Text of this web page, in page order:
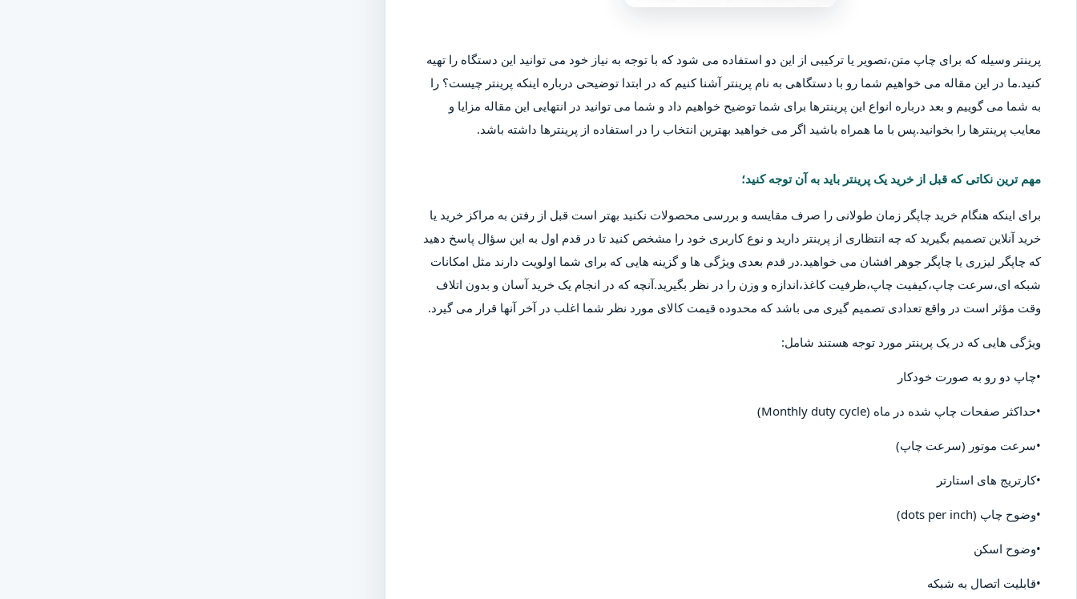
پرینتر وسیله که برای چاپ متن،تصویر یا ترکیبی از این دو استفاده می شود که با توجه به نیاز خود می توانید این دستگاه را تهیه
کنید.ما در این مقاله می خواهیم شما رو با دستگاهی به نام پرینتر آشنا کنیم که در ابتدا توضیحی درباره اینکه پرینتر چیست؟ را
به شما می گوییم و بعد درباره انواع این پرینترها برای شما توضیح خواهیم داد و شما می توانید در انتهایی این مقاله مزایا و
معایب پرینترها را بخوانید.پس با ما همراه باشید اگر می خواهید بهترین انتخاب را در استفاده از پرینترها داشته باشد.
مهم ترین نکاتی که قبل از خرید یک پرینتر باید به آن توجه کنید؛
برای اینکه هنگام خرید چاپگر زمان طولانی را صرف مقایسه و بررسی محصولات نکنید بهتر است قبل از رفتن به مراکز خرید یا
خرید آنلاین تصمیم بگیرید که چه انتظاری از پرینتر دارید و نوع کاربری خود را مشخص کنید تا در قدم اول به این سؤال پاسخ دهید
که چاپگر لیزری یا چاپگر جوهر افشان می خواهید.در قدم بعدی ویژگی ها و گزینه هایی که برای شما اولویت دارند مثل امکانات
شبکه ای،سرعت چاپ،کیفیت چاپ،ظرفیت کاغذ،اندازه و وزن را در نظر بگیرید.آنچه که در انجام یک خرید آسان و بدون اتلاف
وقت مؤثر است در واقع تعدادی تصمیم گیری می باشد که محدوده قیمت کالای مورد نظر شما اغلب در آخر آنها قرار می گیرد.
ویژگی هایی که در یک پرینتر مورد توجه هستند شامل:
•چاپ دو رو به صورت خودکار
•حداکثر صفحات چاپ شده در ماه (Monthly duty cycle)
•سرعت موتور (سرعت چاپ)
•کارتریج های استارتر
•وضوح چاپ (dots per inch)
•وضوح اسکن
•قابلیت اتصال به شبکه